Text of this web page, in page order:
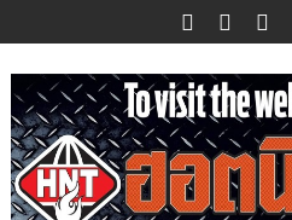
to
content